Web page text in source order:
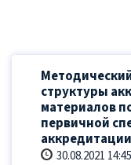
структуры
материалов
первичной
30.08.2021 14:45